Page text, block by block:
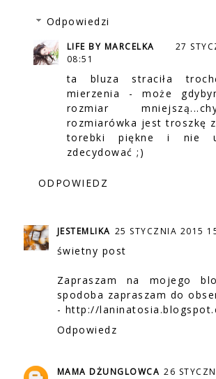
Odpowiedzi
LIFE BY MARCELKA
27
08:51
ta bluza straciła
mierzenia - może
rozmiar
rozmiarówka jest troszkę
torebki piękne i nie
zdecydować ;)
ODPOWIEDZ
JESTEMLIKA 25 STYCZNIA 2015
świetny post
Zapraszam na mojego
spodoba zapraszam do
- http://
Odpowiedz
MAMA DŻUNGLOWCA 26